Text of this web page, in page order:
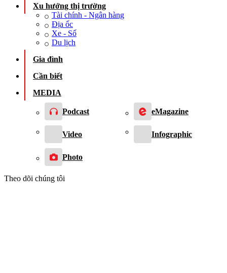
Xu hướng thị trường
Tài chính - Ngân hàng
Địa ốc
Xe - Số
Du lịch
Gia đình
Cần biết
MEDIA
Podcast eMagazine
Video Infographic
Photo
Theo dõi chúng tôi